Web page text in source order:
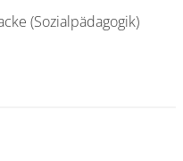
(Sozialpädagogik)
/>"Die Uneinigkeit